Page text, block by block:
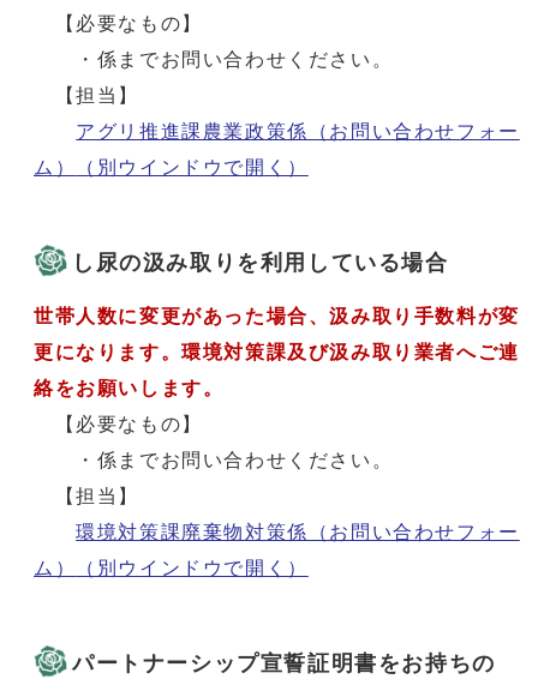
【必要なもの】
・係までお問い合わせください。
【担当】
アグリ推進課農業政策係（お問い合わせフォー
ム）
（別ウインドウで開く）
し尿の汲み取りを利用している場合
世帯人数に変更があった場合、汲み取り手数料が変
更になります。環境対策課及び汲み取り業者へご連
絡をお願いします。
【必要なもの】
・係までお問い合わせください。
【担当】
環境対策課廃棄物対策係（お問い合わせフォー
ム）
（別ウインドウで開く）
パートナーシップ宣誓証明書をお持ちの